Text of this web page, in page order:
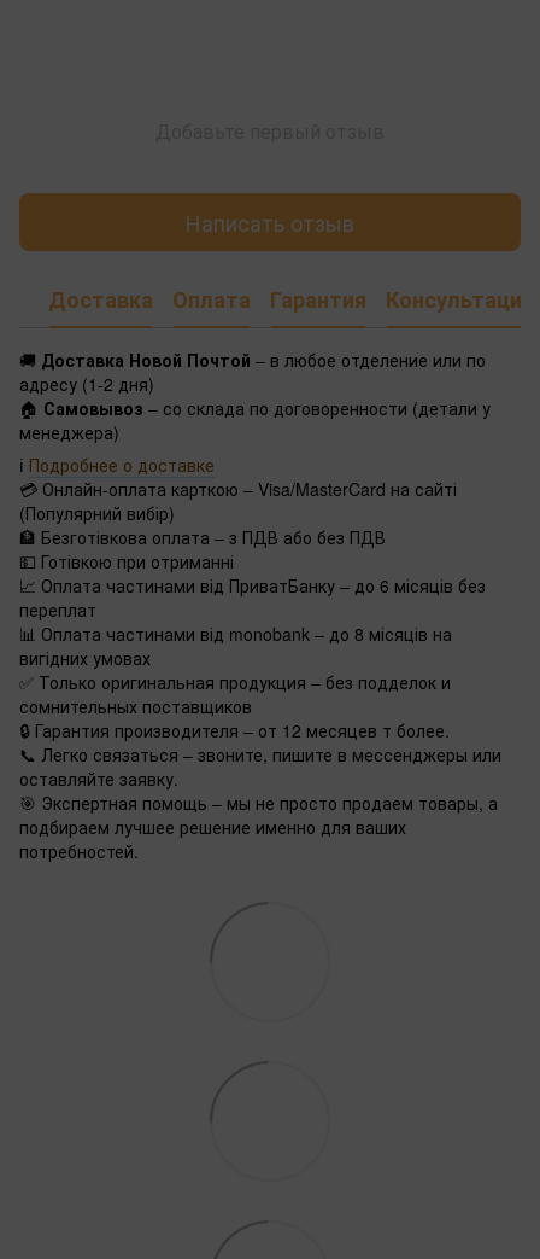
Написать отзыв
Доставка Оплата Гарантия Консультация
🚚 Доставка Новой Почтой – в любое отделение или по
адресу (1-2 дня)
🏠 Самовывоз – со склада по договоренности (детали у
менеджера)
ℹ️ Подробнее о доставке
💳 Онлайн-оплата карткою – Visa/MasterCard на сайті
(Популярний вибір)
🏦 Безготівкова оплата – з ПДВ або без ПДВ
💵 Готівкою при отриманні
📈 Оплата частинами від ПриватБанку – до 6 місяців без
переплат
📊 Оплата частинами від monobank – до 8 місяців на
вигідних умовах
✅ Только оригинальная продукция – без подделок и
сомнительных поставщиков
🔒 Гарантия производителя – от 12 месяцев т более.
📞 Легко связаться – звоните, пишите в мессенджеры или
оставляйте заявку.
🎯 Экспертная помощь – мы не просто продаем товары, а
подбираем лучшее решение именно для ваших
потребностей.